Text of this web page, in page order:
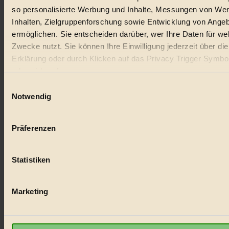
so personalisierte Werbung und Inhalte, Messungen von
Inhalten, Zielgruppenforschung sowie Entwicklung von
ermöglichen. Sie entscheiden darüber, wer Ihre Daten für
Zwecke nutzt. Sie können Ihre Einwilligung jederzeit über
Erklärung oder durch Klicken auf das Privacy Trigger
oder widerrufen
Wenn Sie es erlauben, würden wir auch gerne:
Ihr Gerät durch aktives Scannen nach bestimmten
Erfahren Sie mehr darüber, wie Ihre persönlichen Daten
biorama.euist werbefinanziert und deswegen für dich
Notwendig
Präferenzen
Statistiken
Marketing